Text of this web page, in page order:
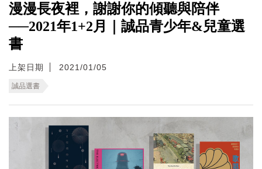
漫漫長夜裡，謝謝你的傾聽與陪伴
──2021年1+2月｜誠品青少年&兒童選
書
上架日期 2021/01/05
誠品選書